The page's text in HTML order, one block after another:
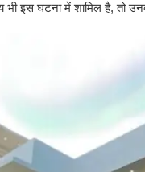
भी इस घटना में शामिल है, तो